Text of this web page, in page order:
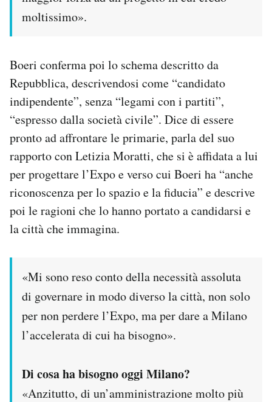
moltissimo».
Boeri conferma poi lo schema descritto da
Repubblica, descrivendosi come “candidato
indipendente”, senza “legami con i partiti”,
“espresso dalla società civile”. Dice di essere
pronto ad affrontare le primarie, parla del suo
rapporto con Letizia Moratti, che si è affidata a lui
per progettare l’Expo e verso cui Boeri ha “anche
riconoscenza per lo spazio e la fiducia” e descrive
poi le ragioni che lo hanno portato a candidarsi e
la città che immagina.
«Mi sono reso conto della necessità assoluta
di governare in modo diverso la città, non solo
per non perdere l’Expo, ma per dare a Milano
l’accelerata di cui ha bisogno».
Di cosa ha bisogno oggi Milano?
«Anzitutto, di un’amministrazione molto più